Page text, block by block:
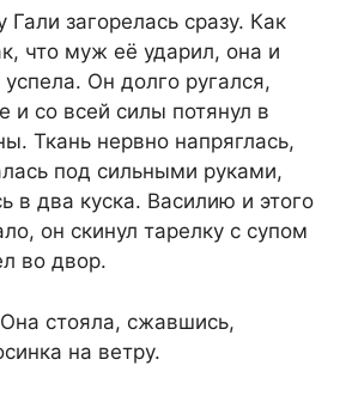
загорелась сразу. Как
что муж её ударил, она и
успела. Он долго ругался,
и со всей силы потянул в
Ткань нервно напряглась,
под сильными руками,
в два куска. Василию и этого
он скинул тарелку с супом
во двор.
стояла, сжавшись,
на ветру.